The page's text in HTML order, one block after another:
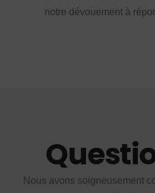
notre dévouement à
Nous avons soigneusement